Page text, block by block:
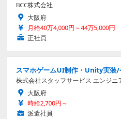
BCC株式会社
大阪府
月給40万4,000円～44万5,000円
正社員
スマホゲームUI制作・Unity実装/
株式会社スタッフサービス エンジニ
大阪府
時給2,700円～
派遣社員